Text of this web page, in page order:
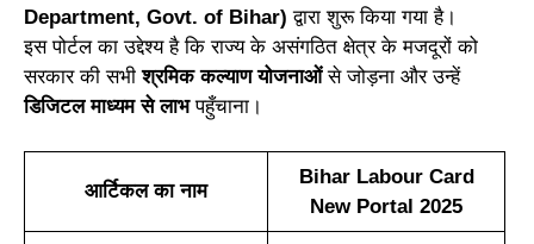
Department, Govt. of Bihar) द्वारा शुरू किया गया है।
इस पोर्टल का उद्देश्य है कि राज्य के असंगठित क्षेत्र के मजदूरों को
सरकार की सभीश्रमिक कल्याण योजनाओंसे जोड़ना और उन्हें
डिजिटल माध्यम से लाभपहुँचाना।
आर्टिकल का नाम
Bihar Labour Card
New Portal 2025